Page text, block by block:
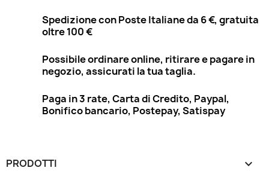
Spedizione con Poste Italiane da 6 €, gratuita
oltre 100 €
Possibile ordinare online, ritirare e pagare in
negozio, assicurati la tua taglia.
Paga in 3 rate, Carta di Credito, Paypal,
Bonifico bancario, Postepay, Satispay
PRODOTTI 